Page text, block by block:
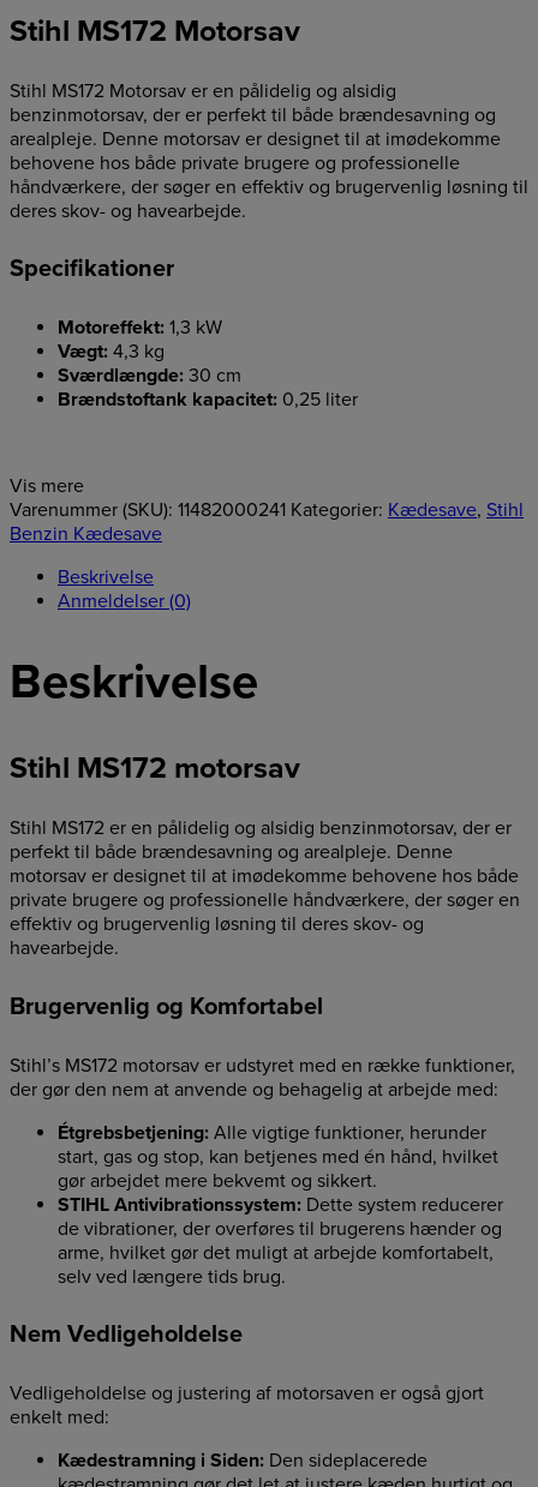
Stihl MS172 Motorsav
Stihl MS172 Motorsav er en pålidelig og alsidig
benzinmotorsav, der er perfekt til både brændesavning og
arealpleje. Denne motorsav er designet til at imødekomme
behovene hos både private brugere og professionelle
håndværkere, der søger en effektiv og brugervenlig løsning til
deres skov- og havearbejde.
Specifikationer
Motoreffekt: 1,3 kW
Vægt: 4,3 kg
Sværdlængde: 30 cm
Brændstoftank kapacitet: 0,25 liter
Vis mere
Varenummer (SKU): 11482000241 Kategorier: Kædesave, Stihl
Benzin Kædesave
Beskrivelse
Anmeldelser (0)
Beskrivelse
Stihl MS172 motorsav
Stihl MS172 er en pålidelig og alsidig benzinmotorsav, der er
perfekt til både brændesavning og arealpleje. Denne
motorsav er designet til at imødekomme behovene hos både
private brugere og professionelle håndværkere, der søger en
effektiv og brugervenlig løsning til deres skov- og
havearbejde.
Brugervenlig og Komfortabel
Stihl’s MS172 motorsav er udstyret med en række funktioner,
der gør den nem at anvende og behagelig at arbejde med:
Étgrebsbetjening: Alle vigtige funktioner, herunder
start, gas og stop, kan betjenes med én hånd, hvilket
gør arbejdet mere bekvemt og sikkert.
STIHL Antivibrationssystem: Dette system reducerer
de vibrationer, der overføres til brugerens hænder og
arme, hvilket gør det muligt at arbejde komfortabelt,
selv ved længere tids brug.
Nem Vedligeholdelse
Vedligeholdelse og justering af motorsaven er også gjort
enkelt med:
Kædestramning i Siden: Den sideplacerede